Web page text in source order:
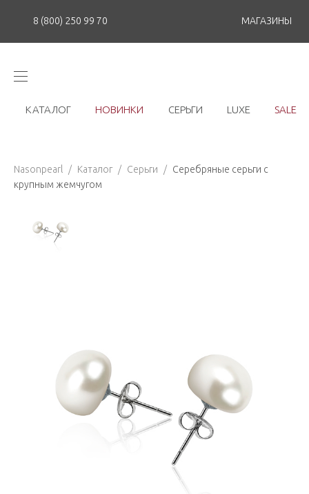
8 (800) 250 99 70 МАГАЗИНЫ
КАТАЛОГ НОВИНКИ СЕРЬГИ LUXE SALE
Nasonpearl / Каталог / Серьги / Серебряные серьги с
крупным жемчугом